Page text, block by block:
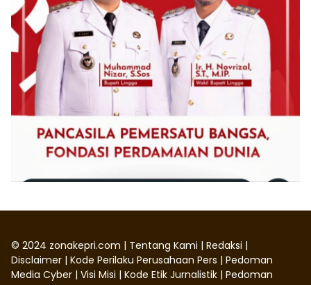
© 2024 zonakepri.com | Tentang Kami | Redaksi |
Disclaimer | Kode Perilaku Perusahaan Pers | Pedoman
Media Cyber | Visi Misi | Kode Etik Jurnalistik | Pedoman